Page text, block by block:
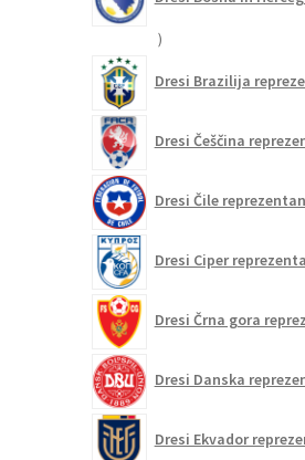
20
Dresi Brazilija
Dresi Češčina
Dresi Čile
Dresi Ciper
Dresi Črna gora
Dresi Danska
Dresi Ekvador